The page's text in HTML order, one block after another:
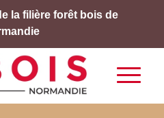
la filière forêt bois de